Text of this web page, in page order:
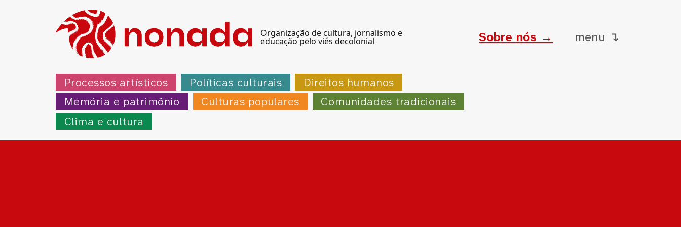
Organização de cultura, jornalismo e
educação pelo viés decolonial Sobre nós → menu ↴
Processos artísticos Políticas culturais
Direitos humanos
Memória e patrimônio
Culturas populares
Comunidades tradicionais
Clima e cultura